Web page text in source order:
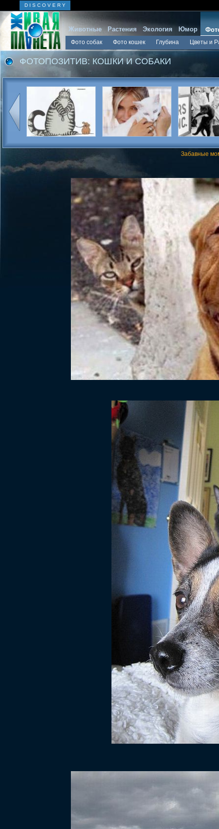
D I S C O V E R Y
Животные Растения Экология Юмор
Фото собак Фото кошек Глубина Цветы и
ФОТОПОЗИТИВ: КОШКИ И СОБАКИ
Забавные